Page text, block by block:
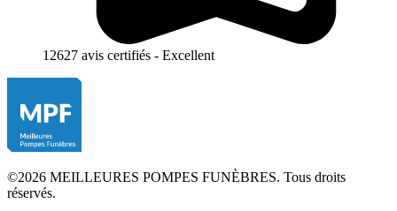
12627 avis certifiés - Excellent
©2026 MEILLEURES POMPES FUNÈBRES. Tous droits
réservés.